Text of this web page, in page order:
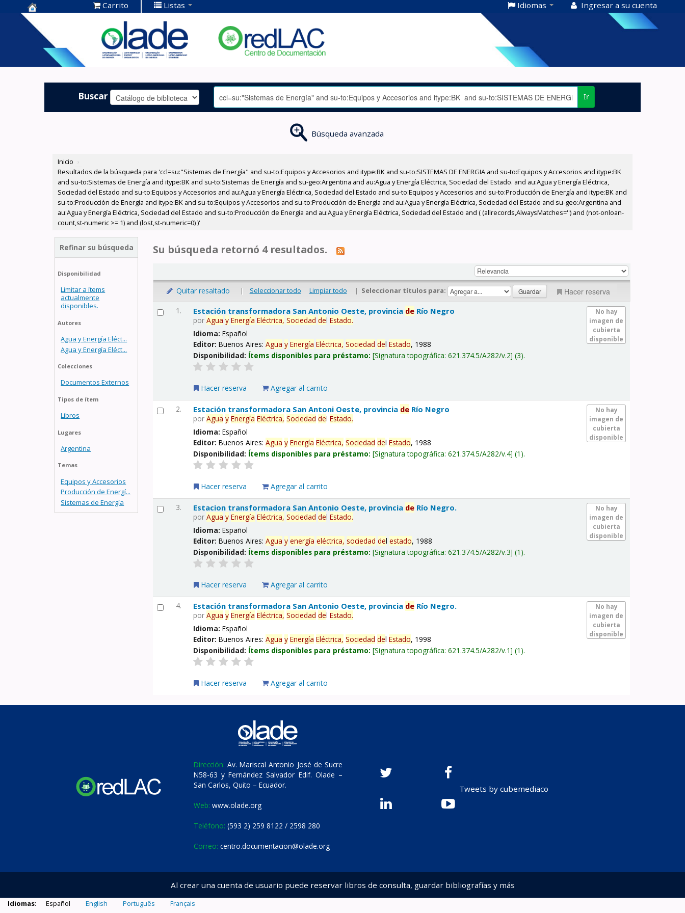
Centro de
Documentación
OLADE -
Carrito Listas Idiomas Ingresar a su cuenta
Buscar Ir
Búsqueda avanzada
Inicio ›
Resultados de la búsqueda para 'ccl=su:"Sistemas de Energía" and su-to:Equipos y Accesorios and itype:BK and su-to:SISTEMAS DE ENERGIA and su-to:Equipos y Accesorios and itype:BK
and su-to:Sistemas de Energía and itype:BK and su-to:Sistemas de Energía and su-geo:Argentina and au:Agua y Energía Eléctrica, Sociedad del Estado. and au:Agua y Energía Eléctrica,
Sociedad del Estado and su-to:Equipos y Accesorios and au:Agua y Energía Eléctrica, Sociedad del Estado and su-to:Equipos y Accesorios and su-to:Producción de Energía and itype:BK and
su-to:Producción de Energía and itype:BK and su-to:Equipos y Accesorios and su-to:Producción de Energía and au:Agua y Energía Eléctrica, Sociedad del Estado and su-geo:Argentina and
au:Agua y Energía Eléctrica, Sociedad del Estado and su-to:Producción de Energía and au:Agua y Energía Eléctrica, Sociedad del Estado and ( (allrecords,AlwaysMatches='') and (not-onloan-
count,st-numeric >= 1) and (lost,st-numeric=0) )'
Refinar su búsqueda
Disponibilidad
Limitar a ítems
actualmente
disponibles.
Autores
Agua y Energía Eléct...
Agua y Energía Eléct...
Colecciones
Documentos Externos
Tipos de ítem
Libros
Lugares
Argentina
Temas
Equipos y Accesorios
Producción de Energí...
Sistemas de Energía
Su búsqueda retornó 4 resultados.
Quitar resaltado | Seleccionar todo Limpiar todo | Seleccionar títulos para: Hacer reserva
1.
No hay
imagen de
cubierta
disponible
Estación transformadora San Antonio Oeste, provincia de Río Negro
porAgua y Energía Eléctrica, Sociedad delEstado.
Idioma:Español
Editor:Buenos Aires:Agua y Energía Eléctrica, Sociedad delEstado, 1988
Disponibilidad: Ítems disponibles para préstamo: Signatura topográfica:621.374.5/A282/v.2 (3).
Hacer reserva Agregar al carrito
2.
No hay
imagen de
cubierta
disponible
Estación transformadora San Antoni Oeste, provincia de Río Negro
porAgua y Energía Eléctrica, Sociedad delEstado.
Idioma:Español
Editor:Buenos Aires:Agua y Energía Eléctrica, Sociedad delEstado, 1988
Disponibilidad: Ítems disponibles para préstamo: Signatura topográfica:621.374.5/A282/v.4 (1).
Hacer reserva Agregar al carrito
3.
No hay
imagen de
cubierta
disponible
Estacion transformadora San Antonio Oeste, provincia de Río Negro.
porAgua y Energía Eléctrica, Sociedad delEstado.
Idioma:Español
Editor:Buenos Aires:Agua y energía eléctrica, sociedad delestado, 1988
Disponibilidad: Ítems disponibles para préstamo: Signatura topográfica:621.374.5/A282/v.3 (1).
Hacer reserva Agregar al carrito
4.
No hay
imagen de
cubierta
disponible
Estación transformadora San Antonio Oeste, provincia de Río Negro.
porAgua y Energía Eléctrica, Sociedad delEstado.
Idioma:Español
Editor:Buenos Aires:Agua y Energía Eléctrica, Sociedad delEstado, 1998
Disponibilidad: Ítems disponibles para préstamo: Signatura topográfica:621.374.5/A282/v.1 (1).
Hacer reserva Agregar al carrito
Dirección: Av. Mariscal Antonio José de Sucre
N58-63 y Fernández Salvador Edif. Olade –
San Carlos, Quito – Ecuador.
Web: www.olade.org
Teléfono: (593 2) 259 8122 / 2598 280
Correo: centro.documentacion@olade.org
Tweets by cubemediaco
Al crear una cuenta de usuario puede reservar libros de consulta, guardar bibliografías y más
Idiomas: Español English Português Français